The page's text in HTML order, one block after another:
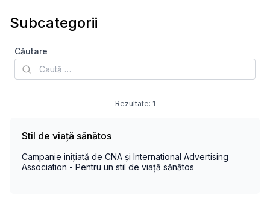
Subcategorii
Căutare
Rezultate: 1
Stil de viață sănătos
Campanie inițiată de CNA și International Advertising
Association - Pentru un stil de viață sănătos